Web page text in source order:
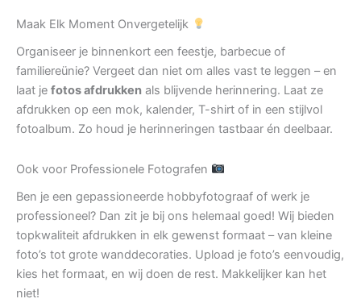
Maak Elk Moment Onvergetelijk
Organiseer je binnenkort een feestje, barbecue of
familiereünie? Vergeet dan niet om alles vast te leggen – en
laat je fotos afdrukken als blijvende herinnering. Laat ze
afdrukken op een mok, kalender, T-shirt of in een stijlvol
fotoalbum. Zo houd je herinneringen tastbaar én deelbaar.
Ook voor Professionele Fotografen
Ben je een gepassioneerde hobbyfotograaf of werk je
professioneel? Dan zit je bij ons helemaal goed! Wij bieden
topkwaliteit afdrukken in elk gewenst formaat – van kleine
foto’s tot grote wanddecoraties. Upload je foto’s eenvoudig,
kies het formaat, en wij doen de rest. Makkelijker kan het
niet!